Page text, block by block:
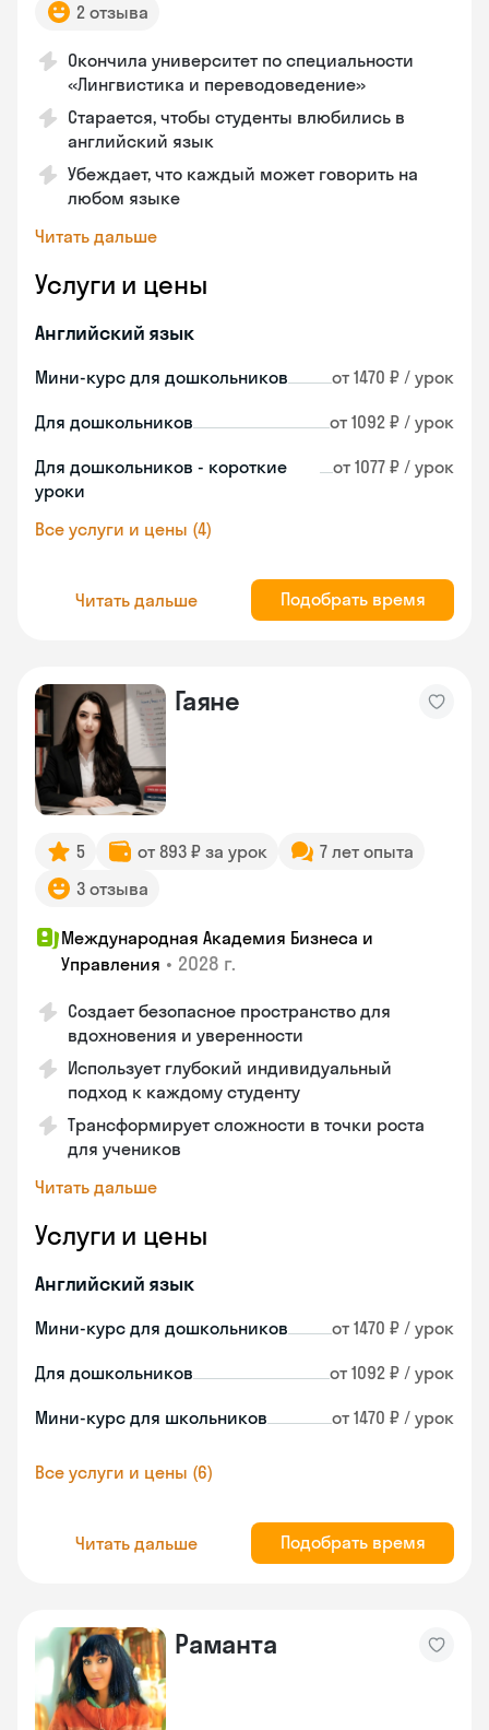
2 отзыва
Окончила университет по специальности
«Лингвистика и переводоведение»
Старается, чтобы студенты влюбились в
английский язык
Убеждает, что каждый может говорить на
любом языке
Читать дальше
Услуги и цены
Английский язык
Мини-курс для дошкольников от 1470 ₽ / урок
Для дошкольников от 1092 ₽ / урок
Для дошкольников - короткие
уроки
от 1077 ₽ / урок
Все услуги и цены (4)
Читать дальше Подобрать время
Гаяне
5 от 893 ₽ за урок
7 лет опыта
3 отзыва
Международная Академия Бизнеса и
Управления • 2028 г.
Создает безопасное пространство для
вдохновения и уверенности
Использует глубокий индивидуальный
подход к каждому студенту
Трансформирует сложности в точки роста
для учеников
Читать дальше
Услуги и цены
Английский язык
Мини-курс для дошкольников от 1470 ₽ / урок
Для дошкольников от 1092 ₽ / урок
Мини-курс для школьников от 1470 ₽ / урок
Все услуги и цены (6)
Читать дальше Подобрать время
Раманта